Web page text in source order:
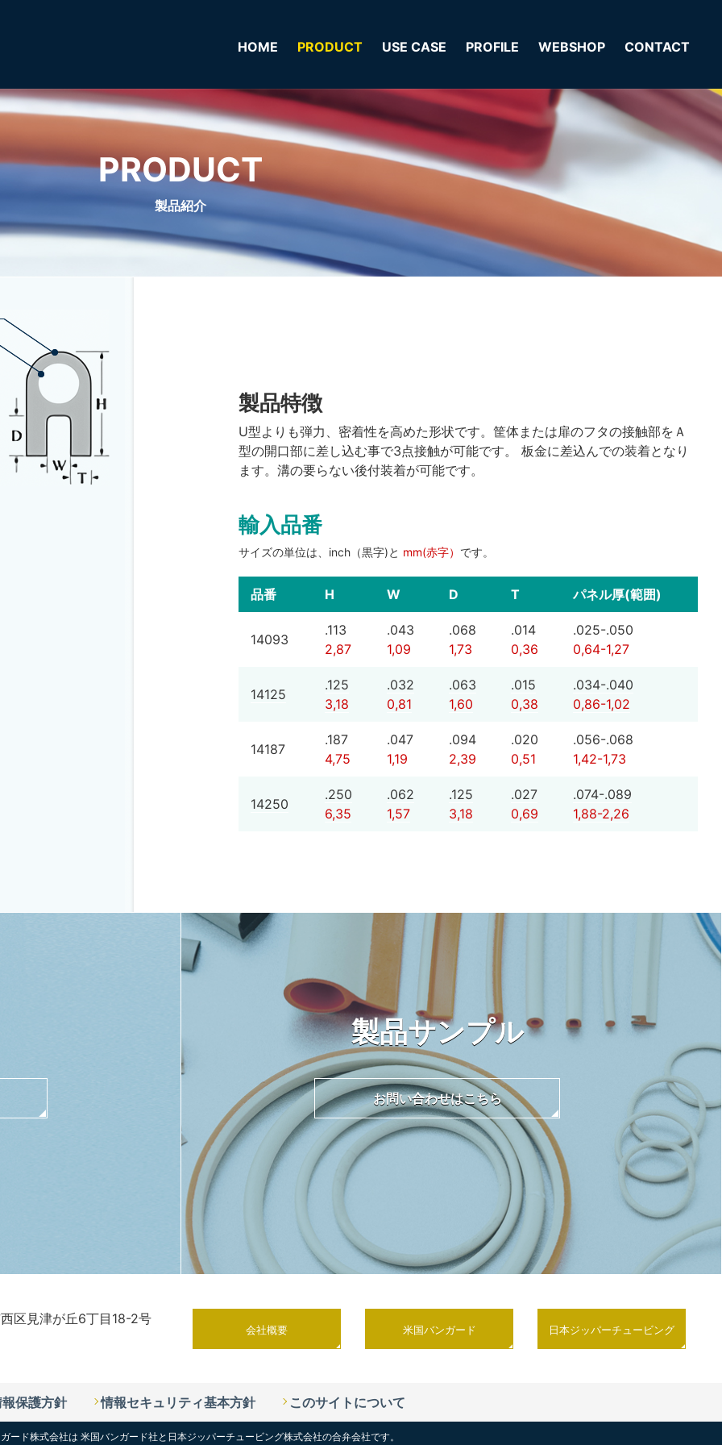
HOME PRODUCT USE CASE PROFILE WEBSHOP CONTACT
PRODUCT
製品紹介
製品特徴
U型よりも弾力、密着性を高めた形状です。筐体または扉のフタの接触部をＡ
型の開口部に差し込む事で3点接触が可能です。 板金に差込んでの装着となり
ます。溝の要らない後付装着が可能です。
輸入品番
サイズの単位は、inch（黒字)と mm(赤字） です。
品番 H W D T パネル厚(範囲)
14093
.113
2,87
.043
1,09
.068
1,73
.014
0,36
.025-.050
0,64-1,27
14125
.125
3,18
.032
0,81
.063
1,60
.015
0,38
.034-.040
0,86-1,02
14187
.187
4,75
.047
1,19
.094
2,39
.020
0,51
.056-.068
1,42-1,73
14250
.250
6,35
.062
1,57
.125
3,18
.027
0,69
.074-.089
1,88-2,26
製品サンプル
お問い合わせはこちら
区見津が丘6丁目18-2号
会社概要 米国バンガード 日本ジッパーチュービング
保護方針 情報セキュリティ基本方針 このサイトについて
ード株式会社は 米国バンガード社と 日本ジッパーチュービング株式会社の合弁会社です。